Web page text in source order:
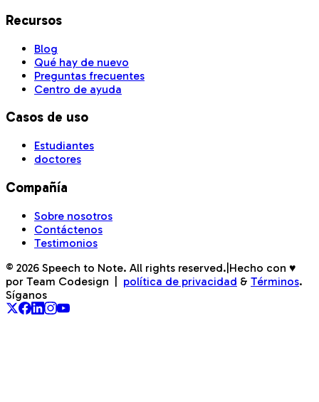
Recursos
Blog
Qué hay de nuevo
Preguntas frecuentes
Centro de ayuda
Casos de uso
Estudiantes
doctores
Compañía
Sobre nosotros
Contáctenos
Testimonios
© 2026 Speech to Note. All rights reserved. Hecho con ♥
por Team Codesign
política de privacidad & Términos.
Síganos